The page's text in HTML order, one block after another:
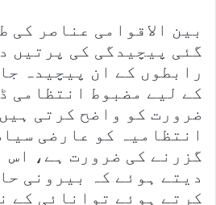
بین الاقوامی عناصر کی
گئی پیچیدگی کی پرتیں
رابطوں کے ان پیچیدہ
کے لیے مضبوط انتظامی
ضرورت کو واضح کرتی
انتظامیہ کو عارضی
گزرنے کی ضرورت ہے، اس
دیتے ہوئے کہ بیرونی
کرتے ہوئے توانائی کے